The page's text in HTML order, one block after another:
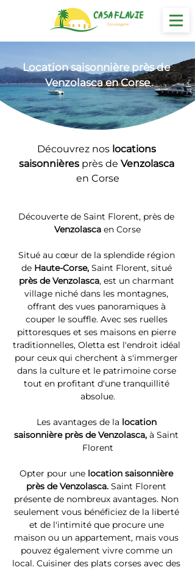
Location saisonnière près de
Venzolasca en Corse
Découvrez nos locations
saisonnières près de Venzolasca
en Corse
Découverte de Saint Florent, près de
Venzolasca en Corse
Situé au cœur de la splendide région
de Haute-Corse, Saint Florent, situé
près de Venzolasca, est un charmant
village niché dans les montagnes,
offrant des vues panoramiques à
couper le souffle. Avec ses ruelles
pittoresques et ses maisons en pierre
traditionnelles, Oletta est l'endroit idéal
pour ceux qui cherchent à s'immerger
dans la culture et le patrimoine corse
tout en profitant d'une tranquillité
absolue.
Les avantages de la location
saisonnière près de Venzolasca, à Saint
Florent
Opter pour une location saisonnière
près de Venzolasca. Saint Florent
présente de nombreux avantages. Non
seulement vous bénéficiez de la liberté
et de l'intimité que procure une
maison ou un appartement, mais vous
pouvez également vivre comme un
local. Cuisiner des plats corses avec des